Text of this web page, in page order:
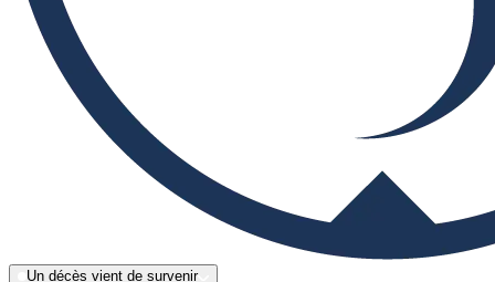
Un décès vient de survenir